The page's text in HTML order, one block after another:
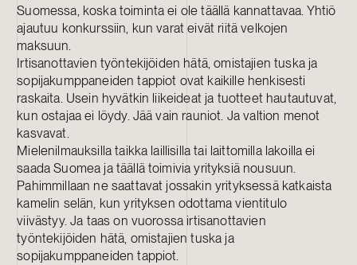
Suomessa, koska toiminta ei ole täällä kannattavaa. Yhtiö
ajautuu konkurssiin, kun varat eivät riitä velkojen
maksuun.
Irtisanottavien työntekijöiden hätä, omistajien tuska ja
sopijakumppaneiden tappiot ovat kaikille henkisesti
raskaita. Usein hyvätkin liikeideat ja tuotteet hautautuvat,
kun ostajaa ei löydy. Jää vain rauniot. Ja valtion menot
kasvavat.
Mielenilmauksilla taikka laillisilla tai laittomilla lakoilla ei
saada Suomea ja täällä toimivia yrityksiä nousuun.
Pahimmillaan ne saattavat jossakin yrityksessä katkaista
kamelin selän, kun yrityksen odottama vientitulo
viivästyy. Ja taas on vuorossa irtisanottavien
työntekijöiden hätä, omistajien tuska ja
sopijakumppaneiden tappiot.